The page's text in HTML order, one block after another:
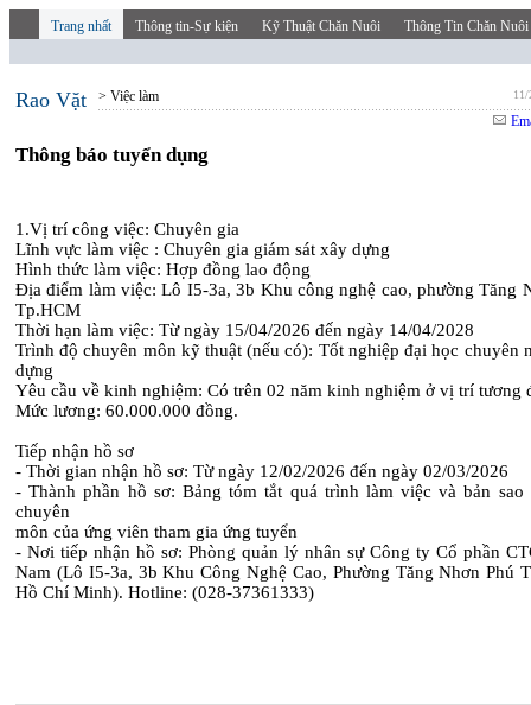
Trang nhất Thông tin-Sự kiện Kỹ Thuật Chăn Nuôi Thông Tin Chăn Nuôi
Rao Vặt > Việc làm
Thông báo tuyển dụng
1.Vị trí công việc: Chuyên gia
Lĩnh vực làm việc : Chuyên gia giám sát xây dựng
Hình thức làm việc: Hợp đồng lao động
Địa điểm làm việc: Lô I5-3a, 3b Khu công nghệ cao, phường Tăng
Tp.HCM
Thời hạn làm việc: Từ ngày 15/04/2026 đến ngày 14/04/2028
Trình độ chuyên môn kỹ thuật (nếu có): Tốt nghiệp đại học chuyên
dựng
Yêu cầu về kinh nghiệm: Có trên 02 năm kinh nghiệm ở vị trí tương
Mức lương: 60.000.000 đồng.
Tiếp nhận hồ sơ
- Thời gian nhận hồ sơ: Từ ngày 12/02/2026 đến ngày 02/03/2026
- Thành phần hồ sơ: Bảng tóm tắt quá trình làm việc và bản sao
chuyên
môn của ứng viên tham gia ứng tuyển
- Nơi tiếp nhận hồ sơ: Phòng quản lý nhân sự Công ty Cổ phần
Nam (Lô I5-3a, 3b Khu Công Nghệ Cao, Phường Tăng Nhơn Phú
Hồ Chí Minh). Hotline: (028-37361333)